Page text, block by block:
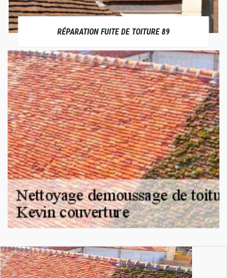
RÉPARATION FUITE DE TOITURE 89